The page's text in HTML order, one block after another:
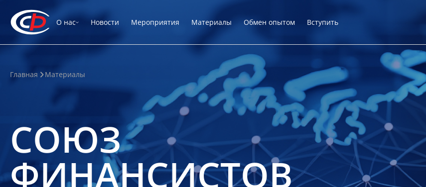
О нас Новости Мероприятия Материалы Обмен опытом Вступить
Главная Материалы
СОЮЗ
ФИНАНСИСТОВ